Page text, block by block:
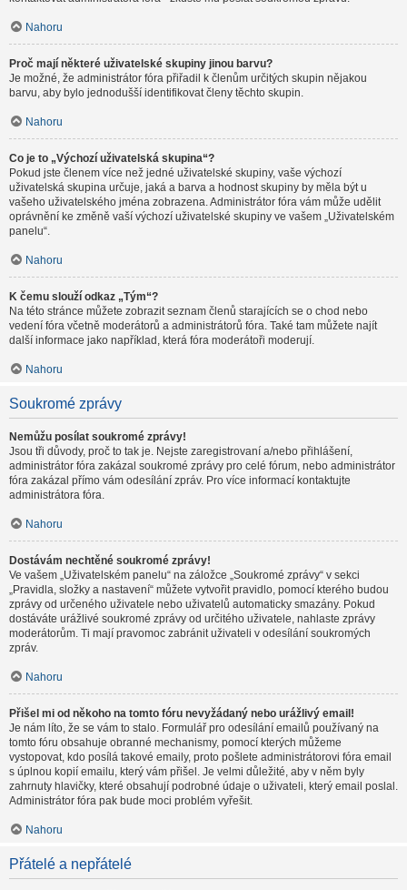
Nahoru
Proč mají některé uživatelské skupiny jinou barvu?
Je možné, že administrátor fóra přiřadil k členům určitých skupin nějakou
barvu, aby bylo jednodušší identifikovat členy těchto skupin.
Nahoru
Co je to „Výchozí uživatelská skupina“?
Pokud jste členem více než jedné uživatelské skupiny, vaše výchozí
uživatelská skupina určuje, jaká a barva a hodnost skupiny by měla být u
vašeho uživatelského jména zobrazena. Administrátor fóra vám může udělit
oprávnění ke změně vaší výchozí uživatelské skupiny ve vašem „Uživatelském
panelu“.
Nahoru
K čemu slouží odkaz „Tým“?
Na této stránce můžete zobrazit seznam členů starajících se o chod nebo
vedení fóra včetně moderátorů a administrátorů fóra. Také tam můžete najít
další informace jako například, která fóra moderátoři moderují.
Nahoru
Soukromé zprávy
Nemůžu posílat soukromé zprávy!
Jsou tři důvody, proč to tak je. Nejste zaregistrovaní a/nebo přihlášení,
administrátor fóra zakázal soukromé zprávy pro celé fórum, nebo administrátor
fóra zakázal přímo vám odesílání zpráv. Pro více informací kontaktujte
administrátora fóra.
Nahoru
Dostávám nechtěné soukromé zprávy!
Ve vašem „Uživatelském panelu“ na záložce „Soukromé zprávy“ v sekci
„Pravidla, složky a nastavení“ můžete vytvořit pravidlo, pomocí kterého budou
zprávy od určeného uživatele nebo uživatelů automaticky smazány. Pokud
dostáváte urážlivé soukromé zprávy od určitého uživatele, nahlaste zprávy
moderátorům. Ti mají pravomoc zabránit uživateli v odesílání soukromých
zpráv.
Nahoru
Přišel mi od někoho na tomto fóru nevyžádaný nebo urážlivý email!
Je nám líto, že se vám to stalo. Formulář pro odesílání emailů používaný na
tomto fóru obsahuje obranné mechanismy, pomocí kterých můžeme
vystopovat, kdo posílá takové emaily, proto pošlete administrátorovi fóra email
s úplnou kopií emailu, který vám přišel. Je velmi důležité, aby v něm byly
zahrnuty hlavičky, které obsahují podrobné údaje o uživateli, který email poslal.
Administrátor fóra pak bude moci problém vyřešit.
Nahoru
Přátelé a nepřátelé